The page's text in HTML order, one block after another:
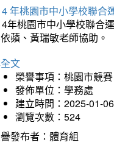
年桃園市中小學校聯合
年桃園市中小學校聯合
蘋、黃瑞敏老師協助。
文
榮譽事項：桃園市競賽
發佈單位：學務處
建立時間：2025-01-06
瀏覽次數：524
發布者：體育組